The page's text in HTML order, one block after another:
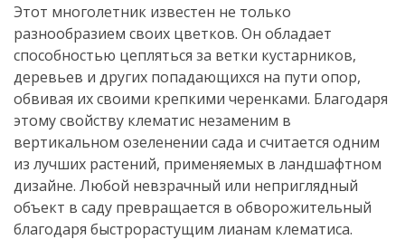
Этот многолетник известен не только
разнообразием своих цветков. Он обладает
способностью цепляться за ветки кустарников,
деревьев и других попадающихся на пути опор,
обвивая их своими крепкими черенками. Благодаря
этому свойству клематис незаменим в
вертикальном озеленении сада и считается одним
из лучших растений, применяемых в ландшафтном
дизайне. Любой невзрачный или неприглядный
объект в саду превращается в обворожительный
благодаря быстрорастущим лианам клематиса.